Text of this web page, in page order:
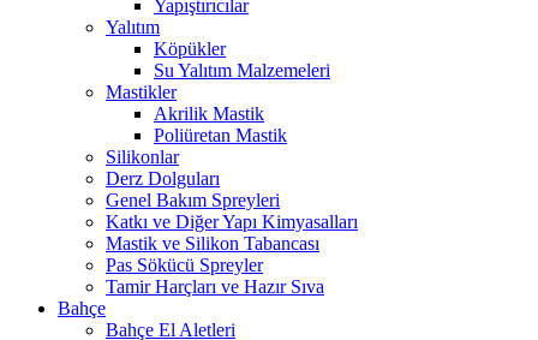
Yapıştırıcılar
Yalıtım
Köpükler
Su Yalıtım Malzemeleri
Mastikler
Akrilik Mastik
Poliüretan Mastik
Silikonlar
Derz Dolguları
Genel Bakım Spreyleri
Katkı ve Diğer Yapı Kimyasalları
Mastik ve Silikon Tabancası
Pas Sökücü Spreyler
Tamir Harçları ve Hazır Sıva
Bahçe
Bahçe El Aletleri